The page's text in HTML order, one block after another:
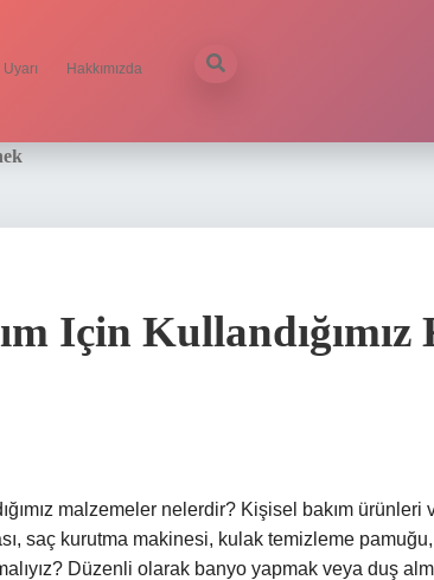
Hakkımızda
Için
malzemeler nelerdir? Kişisel bakım ürünleri
saç kurutma makinesi, kulak temizleme pamuğu,
Düzenli olarak banyo yapmak veya duş